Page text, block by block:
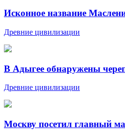
Исконное название
Древние цивилизации
В Адыгее обнаружены
Древние цивилизации
Москву посетил главный